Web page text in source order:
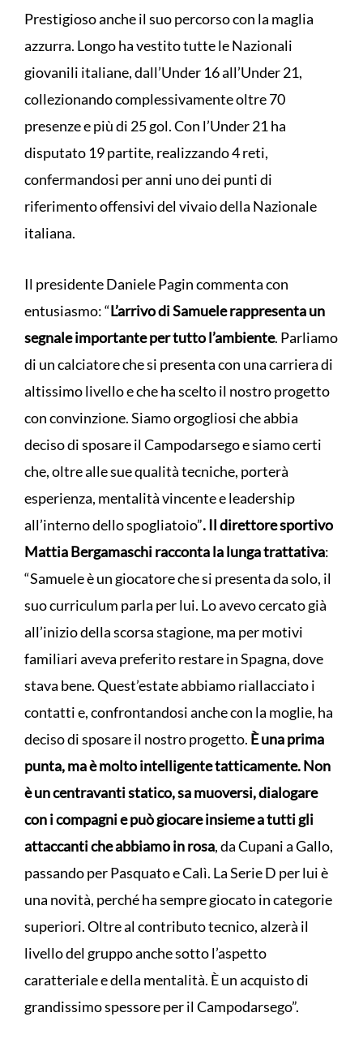
Prestigioso anche il suo percorso con la maglia
azzurra. Longo ha vestito tutte le Nazionali
giovanili italiane, dall’Under 16 all’Under 21,
collezionando complessivamente oltre 70
presenze e più di 25 gol. Con l’Under 21 ha
disputato 19 partite, realizzando 4 reti,
confermandosi per anni uno dei punti di
riferimento offensivi del vivaio della Nazionale
italiana.
Il presidente Daniele Pagin commenta con
entusiasmo: “L’arrivo di Samuele rappresenta un
segnale importante per tutto l’ambiente. Parliamo
di un calciatore che si presenta con una carriera di
altissimo livello e che ha scelto il nostro progetto
con convinzione. Siamo orgogliosi che abbia
deciso di sposare il Campodarsego e siamo certi
che, oltre alle sue qualità tecniche, porterà
esperienza, mentalità vincente e leadership
all’interno dello spogliatoio”. Il direttore sportivo
Mattia Bergamaschi racconta la lunga trattativa:
“Samuele è un giocatore che si presenta da solo, il
suo curriculum parla per lui. Lo avevo cercato già
all’inizio della scorsa stagione, ma per motivi
familiari aveva preferito restare in Spagna, dove
stava bene. Quest’estate abbiamo riallacciato i
contatti e, confrontandosi anche con la moglie, ha
deciso di sposare il nostro progetto. È una prima
punta, ma è molto intelligente tatticamente. Non
è un centravanti statico, sa muoversi, dialogare
con i compagni e può giocare insieme a tutti gli
attaccanti che abbiamo in rosa, da Cupani a Gallo,
passando per Pasquato e Calì. La Serie D per lui è
una novità, perché ha sempre giocato in categorie
superiori. Oltre al contributo tecnico, alzerà il
livello del gruppo anche sotto l’aspetto
caratteriale e della mentalità. È un acquisto di
grandissimo spessore per il Campodarsego”.